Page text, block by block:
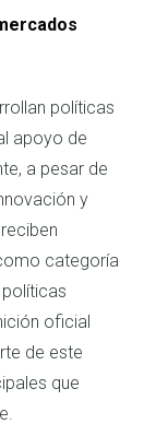
políticas
apoyo de
a pesar de
y
categoría
oficial
de este
que